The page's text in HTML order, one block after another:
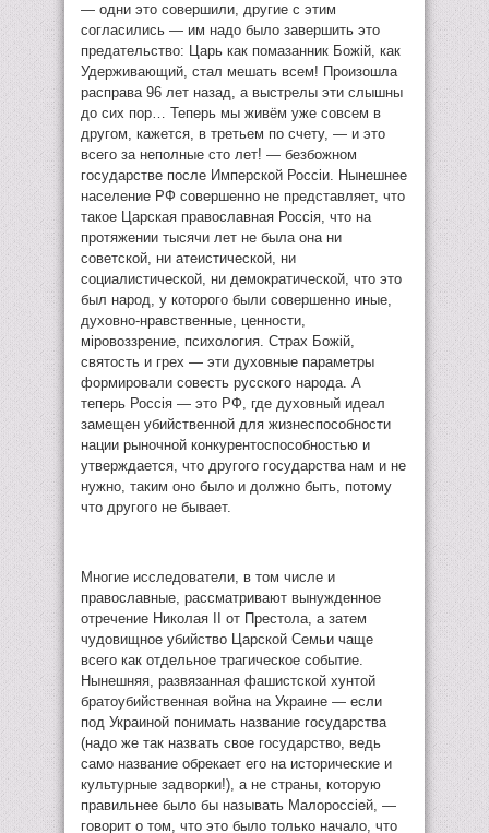
— одни это совершили, другие с этим
согласились — им надо было завершить это
предательство: Царь как помазанник Божiй, как
Удерживающий, стал мешать всем! Произошла
расправа 96 лет назад, а выстрелы эти слышны
до сих пор… Теперь мы живём уже совсем в
другом, кажется, в третьем по счету, — и это
всего за неполные сто лет! — безбожном
государстве после Имперской Россiи. Нынешнее
население РФ совершенно не представляет, что
такое Царская православная Россiя, что на
протяжении тысячи лет не была она ни
советской, ни атеистической, ни
социалистической, ни демократической, что это
был народ, у которого были совершенно иные,
духовно-нравственные, ценности,
мiровоззрение, психология. Страх Божiй,
святость и грех — эти духовные параметры
формировали совесть русского народа. А
теперь Россiя — это РФ, где духовный идеал
замещен убийственной для жизнеспособности
нации рыночной конкурентоспособностью и
утверждается, что другого государства нам и не
нужно, таким оно было и должно быть, потому
что другого не бывает.
Многие исследователи, в том числе и
православные, рассматривают вынужденное
отречение Николая II от Престола, а затем
чудовищное убийство Царской Семьи чаще
всего как отдельное трагическое событие.
Нынешняя, развязанная фашистской хунтой
братоубийственная война на Украине — если
под Украиной понимать название государства
(надо же так назвать свое государство, ведь
само название обрекает его на исторические и
культурные задворки!), а не страны, которую
правильнее было бы называть Малороссiей, —
говорит о том, что это было только начало, что